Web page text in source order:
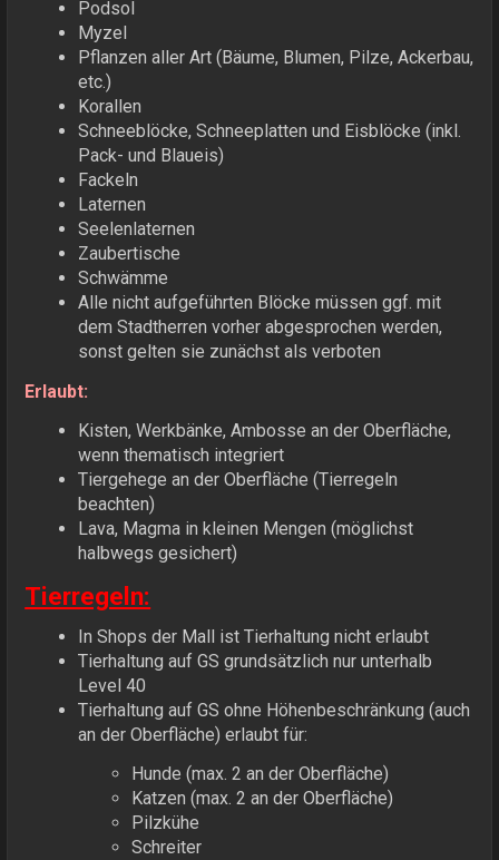
Podsol
Myzel
Pflanzen aller Art (Bäume, Blumen, Pilze, Ackerbau,
etc.)
Korallen
Schneeblöcke, Schneeplatten und Eisblöcke (inkl.
Pack- und Blaueis)
Fackeln
Laternen
Seelenlaternen
Zaubertische
Schwämme
Alle nicht aufgeführten Blöcke müssen ggf. mit
dem Stadtherren vorher abgesprochen werden,
sonst gelten sie zunächst als verboten
Erlaubt:
Kisten, Werkbänke, Ambosse an der Oberfläche,
wenn thematisch integriert
Tiergehege an der Oberfläche (Tierregeln
beachten)
Lava, Magma in kleinen Mengen (möglichst
halbwegs gesichert)
Tierregeln:
In Shops der Mall ist Tierhaltung nicht erlaubt
Tierhaltung auf GS grundsätzlich nur unterhalb
Level 40
Tierhaltung auf GS ohne Höhenbeschränkung (auch
an der Oberfläche) erlaubt für:
Hunde (max. 2 an der Oberfläche)
Katzen (max. 2 an der Oberfläche)
Pilzkühe
Schreiter